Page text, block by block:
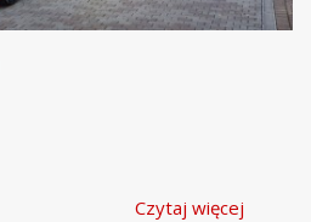
Czytaj więcej